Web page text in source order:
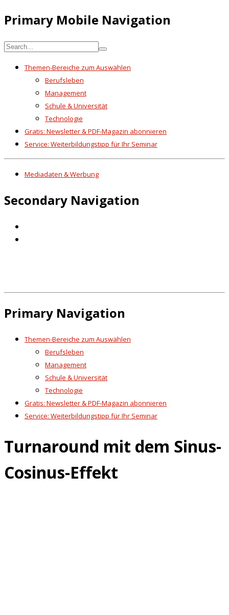
Primary Mobile Navigation
Themen-Bereiche zum Auswählen
Berufsleben
Management
Schule & Universität
Technologie
Gratis: Newsletter & PDF-Magazin abonnieren
Service: Weiterbildungstipp für Ihr Seminar
Mediadaten & Werbung
Secondary Navigation
Primary Navigation
Themen-Bereiche zum Auswählen
Berufsleben
Management
Schule & Universität
Technologie
Gratis: Newsletter & PDF-Magazin abonnieren
Service: Weiterbildungstipp für Ihr Seminar
Turnaround mit dem Sinus-
Cosinus-Effekt